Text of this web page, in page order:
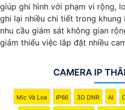
giúp ghi hình với phạm vi rộng,
ghi lại nhiều chi tiết trong
nhu cầu giám sát không gian
giảm thiểu việc lắp đặt nhiều
CAMERA IP
Mic Và Loa IP66 3D DNR AI